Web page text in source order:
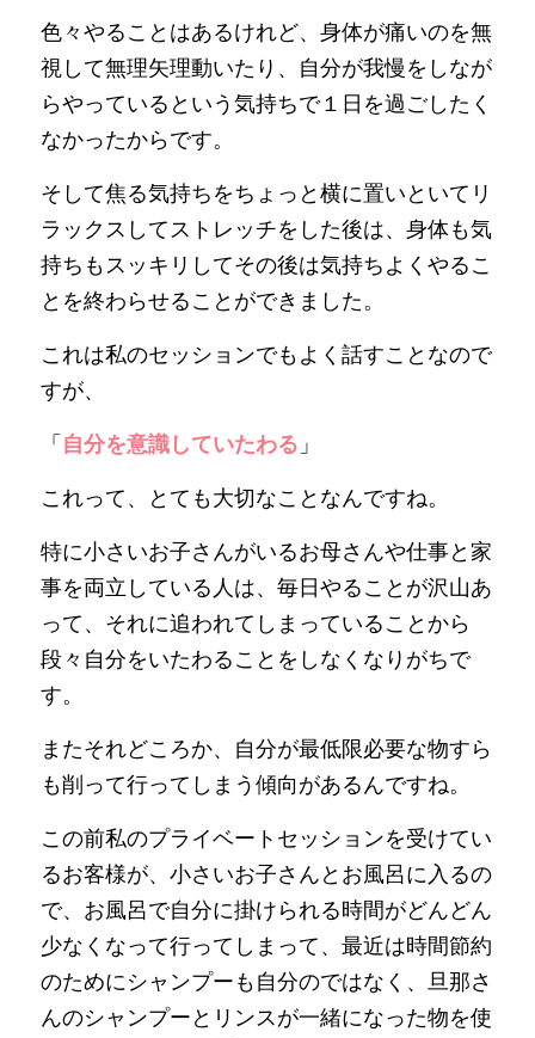
色々やることはあるけれど、身体が痛いのを無
視して無理矢理動いたり、自分が我慢をしなが
らやっているという気持ちで１日を過ごしたく
なかったからです。
そして焦る気持ちをちょっと横に置いといてリ
ラックスしてストレッチをした後は、身体も気
持ちもスッキリしてその後は気持ちよくやるこ
とを終わらせることができました。
これは私のセッションでもよく話すことなので
すが、
「 自分を意識していたわる 」
これって、とても大切なことなんですね。
特に小さいお子さんがいるお母さんや仕事と家
事を両立している人は、毎日やることが沢山あ
って、それに追われてしまっていることから
段々自分をいたわることをしなくなりがちで
す。
またそれどころか、自分が最低限必要な物すら
も削って行ってしまう傾向があるんですね。
この前私のプライベートセッションを受けてい
るお客様が、小さいお子さんとお風呂に入るの
で、お風呂で自分に掛けられる時間がどんどん
少なくなって行ってしまって、最近は時間節約
のためにシャンプーも自分のではなく、旦那さ
んのシャンプーとリンスが一緒になった物を使